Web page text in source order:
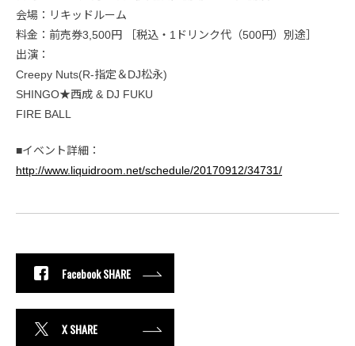
会場：リキッドルーム
料金：前売券3,500円 ［税込・1ドリンク代（500円）別途］
出演：
Creepy Nuts(R-指定＆DJ松永)
SHINGO★西成 & DJ FUKU
FIRE BALL
■イベント詳細：
http://www.liquidroom.net/schedule/20170912/34731/
Facebook SHARE
X SHARE